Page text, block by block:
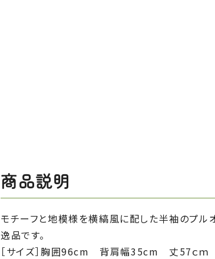
商品説明
モチーフと地模様を横縞風に配した半袖のプル
逸品です。
［サイズ］胸囲96cm 背肩幅35cm 丈57ｃ